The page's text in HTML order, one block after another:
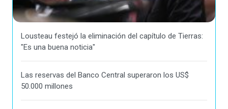
Lousteau festejó la eliminación del capítulo de Tierras:
"Es una buena noticia"
Las reservas del Banco Central superaron los US$
50.000 millones